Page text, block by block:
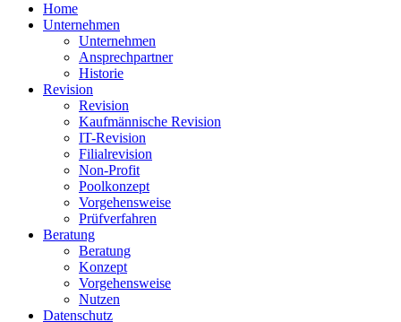
Home
Unternehmen
Unternehmen
Ansprechpartner
Historie
Revision
Revision
Kaufmännische Revision
IT-Revision
Filialrevision
Non-Profit
Poolkonzept
Vorgehensweise
Prüfverfahren
Beratung
Beratung
Konzept
Vorgehensweise
Nutzen
Datenschutz